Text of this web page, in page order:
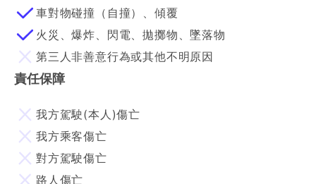
車對物碰撞（自撞）、傾覆
火災、爆炸、閃電、拋擲物、墜落物
第三人非善意行為或其他不明原因
責任保障
我方駕駛(本人)傷亡
我方乘客傷亡
對方駕駛傷亡
路人傷亡